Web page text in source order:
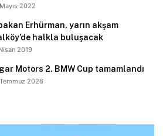
2022
Erhürman, yarın akşam
halkla buluşacak
2019
Motors 2. BMW Cup tamamlandı
2026